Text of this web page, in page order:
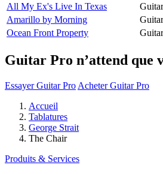
All My Ex's Live In Texas
Amarillo by Morning
Ocean Front Property
Guitar Pro n’attend que
Essayer Guitar Pro Acheter Guitar Pro
Accueil
Tablatures
George Strait
The Chair
Produits & Services